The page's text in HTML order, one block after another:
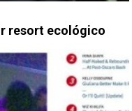
resort ecológico